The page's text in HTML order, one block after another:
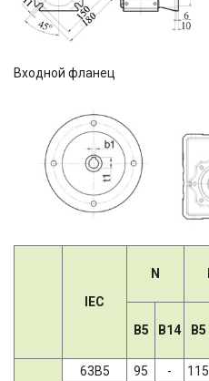
Входной фланец
IEC
N
B5 B14 B5
63B5 95 - 115